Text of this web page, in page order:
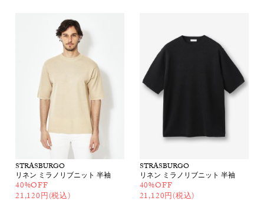
STRASBURGO
リネン ミラノリブニット 半袖
40%OFF
21,120円(税込)
STRASBURGO
リネン ミラノリブニット 半袖
40%OFF
21,120円(税込)